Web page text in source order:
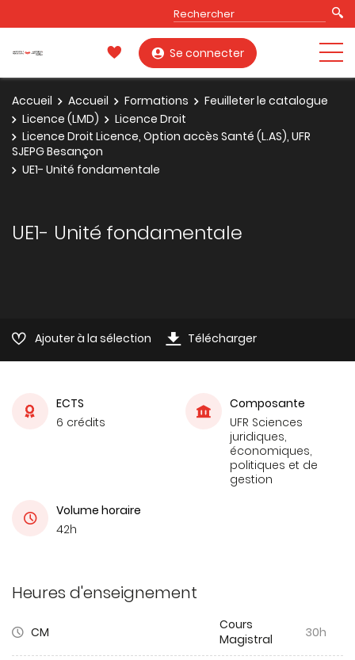
Se connecter
Accueil Accueil Formations
Feuilleter le catalogue
Licence (LMD)
Licence Droit
Licence Droit Licence, Option accès Santé (L.AS), UFR
SJEPG Besançon
UE1- Unité fondamentale
UE1- Unité fondamentale
Ajouter à la sélection Télécharger
ECTS
6 crédits
Composante
UFR Sciences
juridiques,
économiques,
politiques et de
gestion
Volume horaire
42h
Heures d'enseignement
CM
Cours
Magistral
30h